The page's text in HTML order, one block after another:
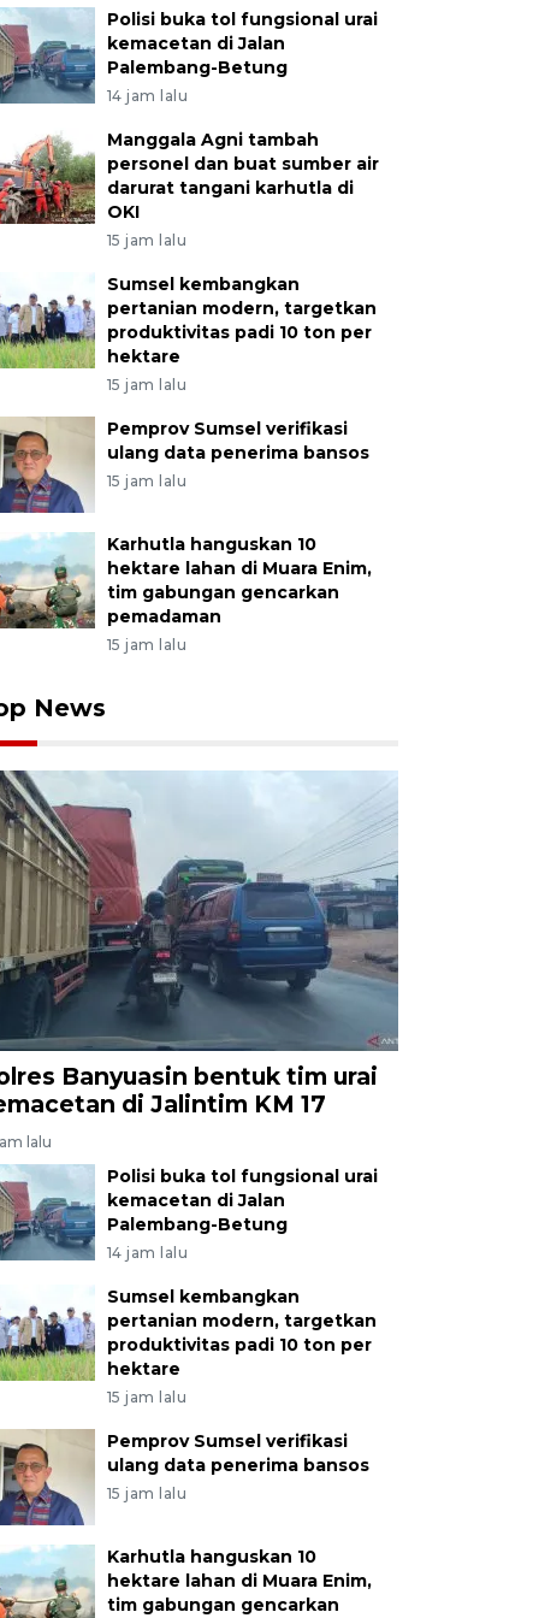
Polisi buka tol fungsional urai
kemacetan di Jalan
Palembang-Betung
14 jam lalu
Manggala Agni tambah
personel dan buat sumber air
darurat tangani karhutla di
OKI
15 jam lalu
Sumsel kembangkan
pertanian modern, targetkan
produktivitas padi 10 ton per
hektare
15 jam lalu
Pemprov Sumsel verifikasi
ulang data penerima bansos
15 jam lalu
Karhutla hanguskan 10
hektare lahan di Muara Enim,
tim gabungan gencarkan
pemadaman
15 jam lalu
News
Banyuasin bentuk tim urai
di Jalintim KM 17
lalu
Polisi buka tol fungsional urai
kemacetan di Jalan
Palembang-Betung
14 jam lalu
Sumsel kembangkan
pertanian modern, targetkan
produktivitas padi 10 ton per
hektare
15 jam lalu
Pemprov Sumsel verifikasi
ulang data penerima bansos
15 jam lalu
Karhutla hanguskan 10
hektare lahan di Muara Enim,
tim gabungan gencarkan